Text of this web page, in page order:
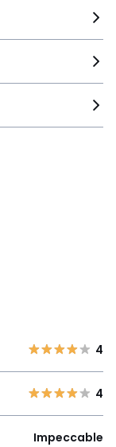
4
4
Impeccable